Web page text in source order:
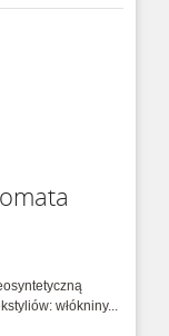
włókniny...